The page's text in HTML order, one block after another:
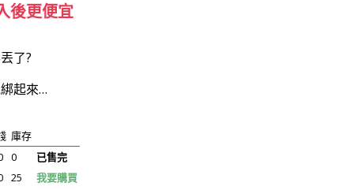
後更便宜
了?
起來…
庫存
0
已售完
25
我要購買